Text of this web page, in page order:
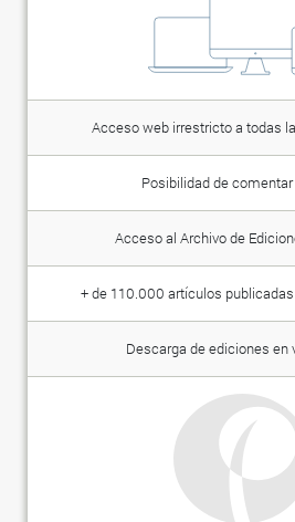
Acceso web irrestricto a todas
Posibilidad de
Acceso al Archivo de
+ de 110.000 artículos
Descarga de ediciones en